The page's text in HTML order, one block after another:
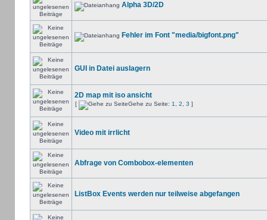
Alpha 3D/2D
Fehler im Font "media/bigfont.png"
GUI in Datei auslagern
2D map mit iso ansicht
[ Gehe zu Seite: 1 2 3 ]
Video mit irrlicht
Abfrage von Combobox-elementen
ListBox Events werden nur teilweise abgefangen